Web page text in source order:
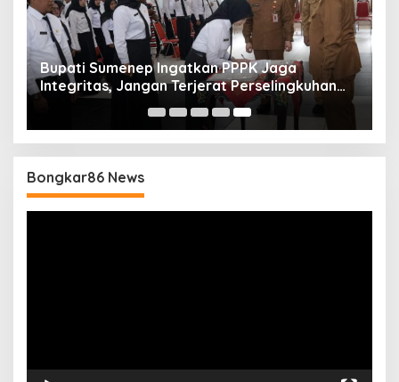
Bupati Sumenep Ingatkan PPPK Jaga
Integritas, Jangan Terjerat Perselingkuhan
dan Judi Online
Bongkar86 News